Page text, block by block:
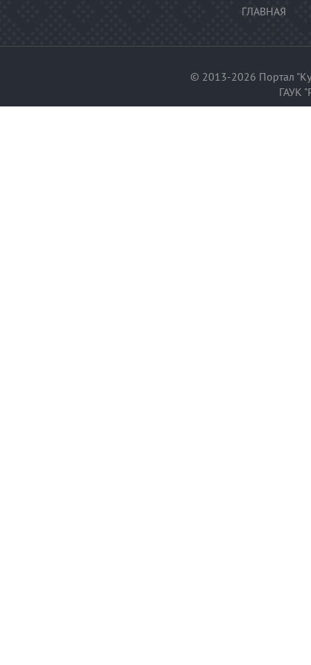
ГЛАВНАЯ
© 2013-2026 Портал
ГАУК